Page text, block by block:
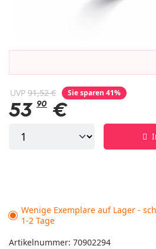
UVP 91,52 € Sie sparen 41%
53 90 €
Wenige Exemplare auf Lager -
1-2 Tage
Artikelnummer: 70902294